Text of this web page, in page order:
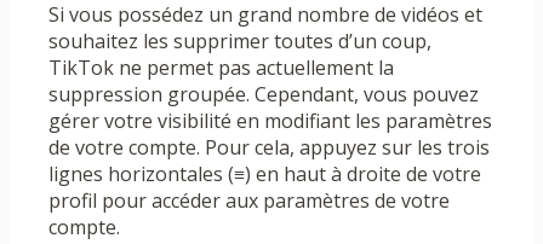
Si vous possédez un grand nombre de vidéos et
souhaitez les supprimer toutes d’un coup,
TikTok ne permet pas actuellement la
suppression groupée. Cependant, vous pouvez
gérer votre visibilité en modifiant les paramètres
de votre compte. Pour cela, appuyez sur les trois
lignes horizontales (≡) en haut à droite de votre
profil pour accéder aux paramètres de votre
compte.